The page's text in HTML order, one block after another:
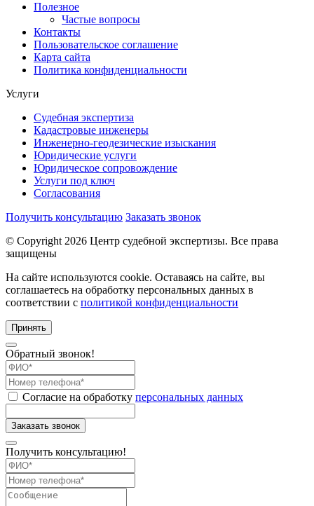
Полезное
Частые вопросы
Контакты
Пользовательское соглашение
Карта сайта
Политика конфиденциальности
Услуги
Судебная экспертиза
Кадастровые инженеры
Инженерно-геодезические изыскания
Юридические услуги
Юридическое сопровождение
Услуги под ключ
Согласования
Получить консультацию Заказать звонок
© Copyright 2026 Центр судебной экспертизы. Все права
защищены
На сайте используются cookie. Оставаясь на сайте, вы
соглашаетесь на обработку персональных данных в
соответствии с политикой конфиденциальности
Принять
Обратный звонок!
Согласие на обработку персональных данных
Получить консультацию!